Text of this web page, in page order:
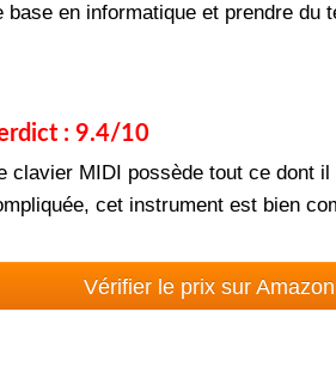
base en informatique et prendre du
: 9.4/10
clavier MIDI possède tout ce dont
cet instrument est bien
Vérifier le prix sur